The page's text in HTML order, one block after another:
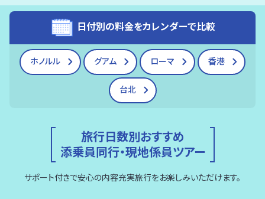
日付別の料金をカレンダーで比較
ホノルル グアム ローマ 香港
台北
旅行日数別おすすめ
添乗員同行・現地係員ツアー
サポート付きで安心の内容充実旅行をお楽しみいただけます。